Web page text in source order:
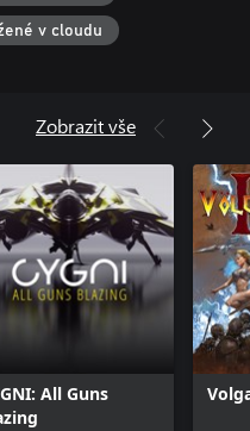
v cloudu
Zobrazit vše
All Guns